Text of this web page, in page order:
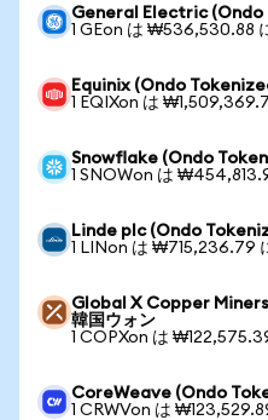
General Electric (Ondo
1 GEon は ₩536,530.88
Equinix (Ondo
1 EQIXon は
Snowflake (Ondo
1 SNOWon は
Linde plc (Ondo
1 LINon は ₩715,236.79
Global X Copper
韓国ウォン
1 COPXon は
CoreWeave (Ondo
1 CRWVon は